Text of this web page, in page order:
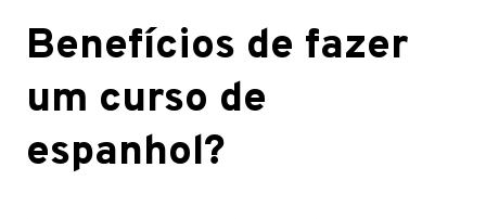
Benefícios de fazer
um curso de
espanhol?